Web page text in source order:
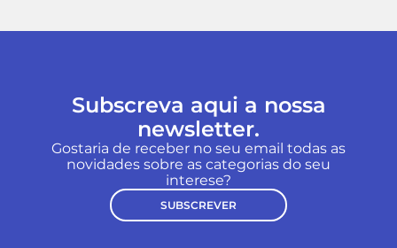
Subscreva aqui a nossa
newsletter.
Gostaria de receber no seu email todas as
novidades sobre as categorias do seu
interese?
SUBSCREVER